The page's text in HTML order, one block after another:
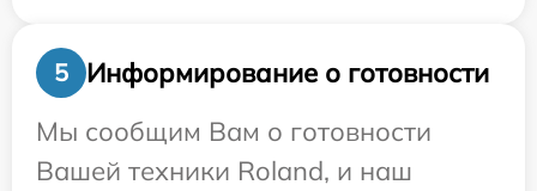
5
Информирование о готовности
Мы сообщим Вам о готовности
Вашей техники Roland, и наш